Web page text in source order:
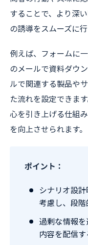
することで、より深
の誘導をスムーズに
例えば、フォームに
のメールで資料ダウ
ルで関連する製品や
た流れを設定できま
心を引き上げる仕組
を向上させられます。
ポイント：
シナリオ設
考慮し、段階
過剰な情報
内容を配信す